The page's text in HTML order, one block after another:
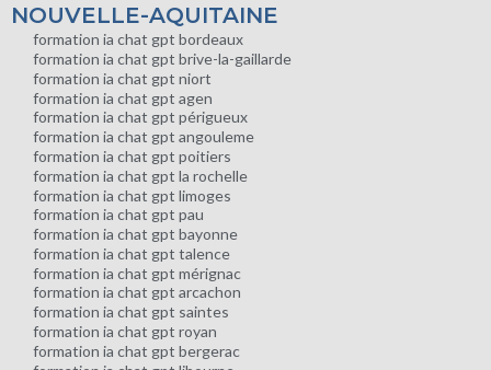
NOUVELLE-AQUITAINE
formation ia chat gpt bordeaux
formation ia chat gpt brive-la-gaillarde
formation ia chat gpt niort
formation ia chat gpt agen
formation ia chat gpt périgueux
formation ia chat gpt angouleme
formation ia chat gpt poitiers
formation ia chat gpt la rochelle
formation ia chat gpt limoges
formation ia chat gpt pau
formation ia chat gpt bayonne
formation ia chat gpt talence
formation ia chat gpt mérignac
formation ia chat gpt arcachon
formation ia chat gpt saintes
formation ia chat gpt royan
formation ia chat gpt bergerac